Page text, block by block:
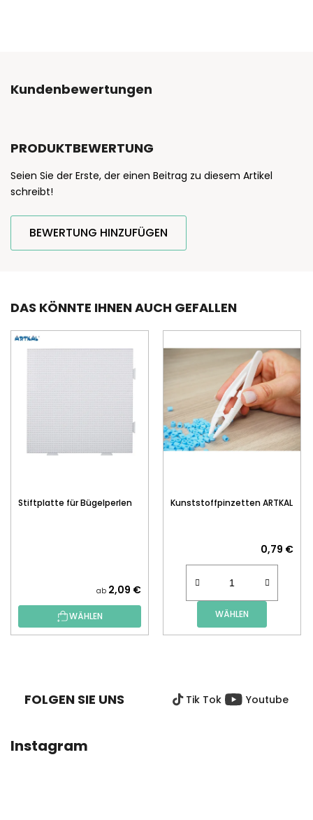
Kundenbewertungen
PRODUKTBEWERTUNG
Seien Sie der Erste, der einen Beitrag zu diesem Artikel
schreibt!
BEWERTUNG HINZUFÜGEN
DAS KÖNNTE IHNEN AUCH GEFALLEN
Stiftplatte für Bügelperlen
ab 2,09 €
WÄHLEN
Kunststoffpinzetten ARTKAL
0,79 €
WÄHLEN
FOLGEN SIE UNS Tik Tok Youtube
Instagram